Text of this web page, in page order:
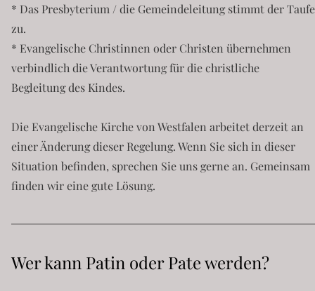
* Das Presbyterium / die Gemeindeleitung stimmt der Taufe
zu.
* Evangelische Christinnen oder Christen übernehmen
verbindlich die Verantwortung für die christliche
Begleitung des Kindes.
Die Evangelische Kirche von Westfalen arbeitet derzeit an
einer Änderung dieser Regelung. Wenn Sie sich in dieser
Situation befinden, sprechen Sie uns gerne an. Gemeinsam
finden wir eine gute Lösung.
Wer kann Patin oder Pate werden?